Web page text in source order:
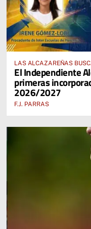
LAS ALCAZAREÑAS
AUTONÓMICA
El Independiente
primeras
2026/2027
F.J. PARRAS